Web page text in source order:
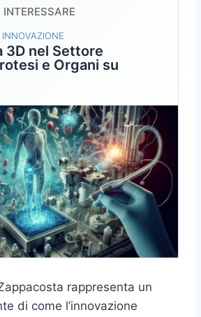
3D nel Settore
e Organi su
rappresenta un
di come l’innovazione